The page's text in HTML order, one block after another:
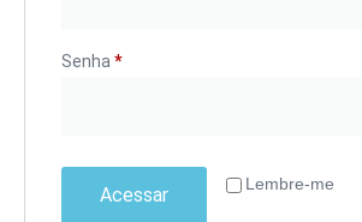
Senha *
Lembre-me
Acessar